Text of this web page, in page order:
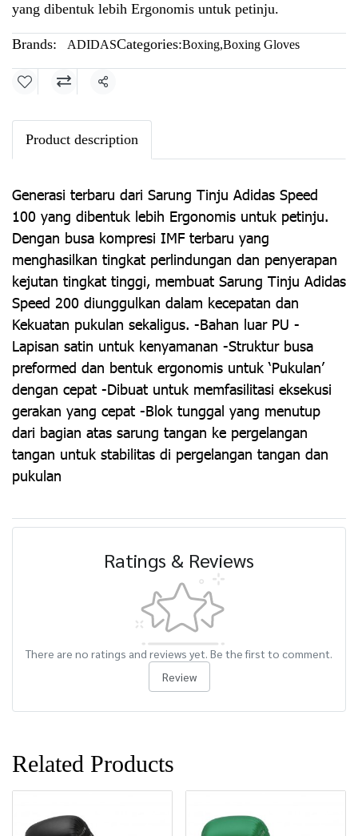
yang dibentuk lebih Ergonomis untuk petinju.
Brands: ADIDASCategories:Boxing,Boxing Gloves
Share
Product description
Generasi terbaru dari Sarung Tinju Adidas Speed
100 yang dibentuk lebih Ergonomis untuk petinju.
Dengan busa kompresi IMF terbaru yang
menghasilkan tingkat perlindungan dan penyerapan
kejutan tingkat tinggi, membuat Sarung Tinju Adidas
Speed 200 diunggulkan dalam kecepatan dan
Kekuatan pukulan sekaligus. -Bahan luar PU -
Lapisan satin untuk kenyamanan -Struktur busa
preformed dan bentuk ergonomis untuk ‘Pukulan’
dengan cepat -Dibuat untuk memfasilitasi eksekusi
gerakan yang cepat -Blok tunggal yang menutup
dari bagian atas sarung tangan ke pergelangan
tangan untuk stabilitas di pergelangan tangan dan
pukulan
Ratings & Reviews
There are no ratings and reviews yet. Be the first to comment.
Review
Related Products